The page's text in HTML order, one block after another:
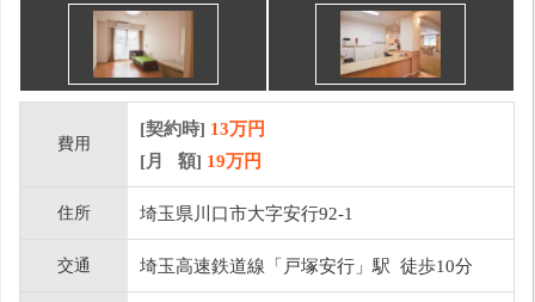
費用
[契約時] 13万円
[月 額] 19万円
住所 埼玉県川口市大字安行92-1
交通 埼玉高速鉄道線「戸塚安行」駅 徒歩10分